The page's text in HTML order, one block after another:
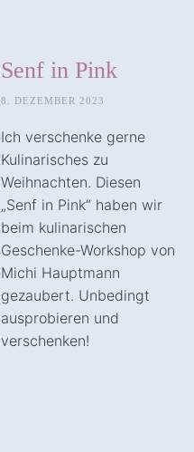
Senf in Pink
8. DEZEMBER 2023
Ich verschenke gerne
Kulinarisches zu
Weihnachten. Diesen
„Senf in Pink“ haben wir
beim kulinarischen
Geschenke-Workshop von
Michi Hauptmann
gezaubert. Unbedingt
ausprobieren und
verschenken!